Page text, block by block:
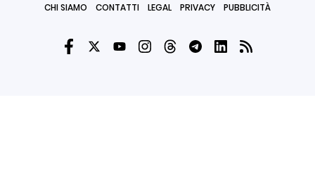
CHI SIAMO CONTATTI LEGAL PRIVACY PUBBLICITÀ